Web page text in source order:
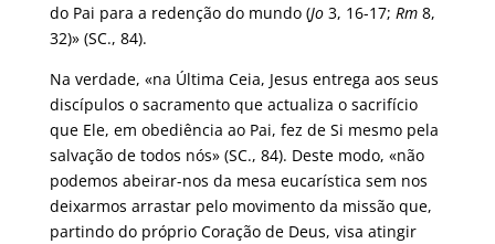
do Pai para a redenção do mundo (Jo 3, 16-17; Rm8,
32)» (SC., 84).
Na verdade, «na Última Ceia, Jesus entrega aos seus
discípulos o sacramento que actualiza o sacrifício
que Ele, em obediência ao Pai, fez de Si mesmo pela
salvação de todos nós» (SC., 84). Deste modo, «não
podemos abeirar-nos da mesa eucarística sem nos
deixarmos arrastar pelo movimento da missão que,
partindo do próprio Coração de Deus, visa atingir